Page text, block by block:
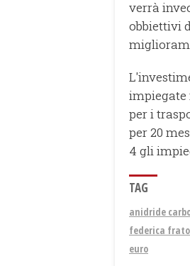
verrà
obbiettivi
impiegate
per i
per 20
4 gli
TAG
anidride
federica
euro